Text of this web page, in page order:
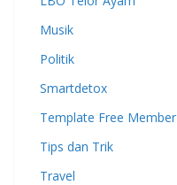
Musik
Politik
Smartdetox
Template Free Member
Tips dan Trik
Travel